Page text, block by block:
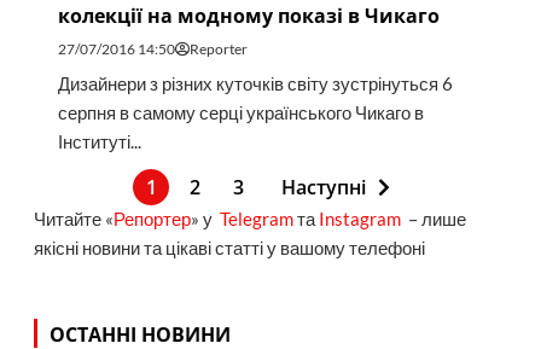
колекції на модному показі в Чикаго
27/07/2016 14:50 Reporter
Дизайнери з різних куточків світу зустрінуться 6
серпня в самому серці українського Чикаго в
Інституті...
1 2 3 Наступні
Читайте «Репортер» у Telegramта Instagram– лише
якісні новини та цікаві статті у вашому телефоні
ОСТАННІ НОВИНИ